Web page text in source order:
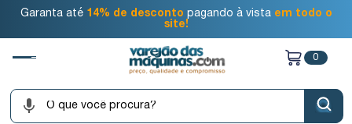
Garanta até 14% de desconto pagando à vista em todo o
site!
0